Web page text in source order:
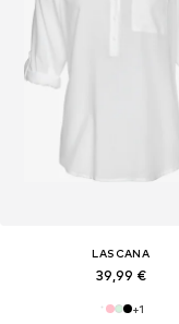
LASCANA
39,99 €
+1